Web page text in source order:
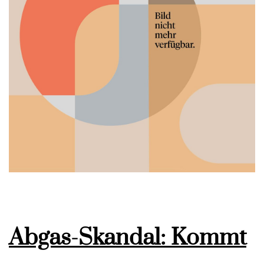
Abgas-Skandal: Kommt